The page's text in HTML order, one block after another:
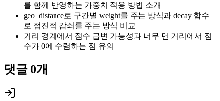
를 함께 반영하는 가중치 적용 방법 소개
geo_distance로 구간별 weight를 주는 방식과 decay 함수
로 점진적 감쇠를 주는 방식 비교
거리 경계에서 점수 급변 가능성과 너무 먼 거리에서 점
수가 0에 수렴하는 점 유의
댓글 0개